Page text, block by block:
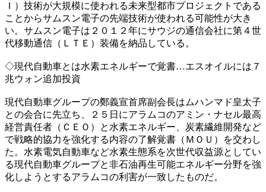
Ｉ）技術が大規模に使われる未来型都市プロジェクトである
ことからサムスン電子の先端技術が使われる可能性が大き
い。サムスン電子は２０１２年にサウジの通信会社に第４世
代移動通信（ＬＴＥ）装備を納品している。
◇現代自動車とは水素エネルギーで覚書…エスオイルには７
兆ウォン追加投資
現代自動車グループの鄭義宣首席副会長はムハンマド皇太子
との会合に先立ち、２５日にアラムコのアミン・ナセル最高
経営責任者（ＣＥＯ）と水素エネルギー、炭素繊維開発など
で戦略的協力を強化する内容の了解覚書（ＭＯＵ）を交わし
た。水素電気自動車など水素生態系を次世代収益源としてい
る現代自動車グループと非石油再生可能エネルギー分野を強
化しようとするアラムコの利害が一致したものだ。